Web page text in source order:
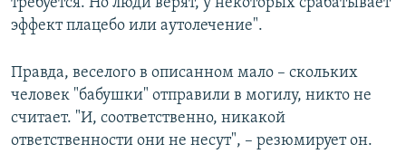
эффект плацебо или аутолечение".
Правда, веселого в описанном мало – скольких
человек "бабушки" отправили в могилу, никто не
считает. "И, соответственно, никакой
ответственности они не несут", – резюмирует он.